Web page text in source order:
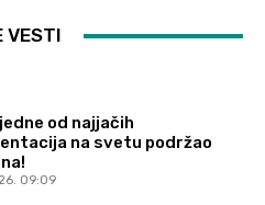
VESTI
od najjačih
na svetu podržao
09:09